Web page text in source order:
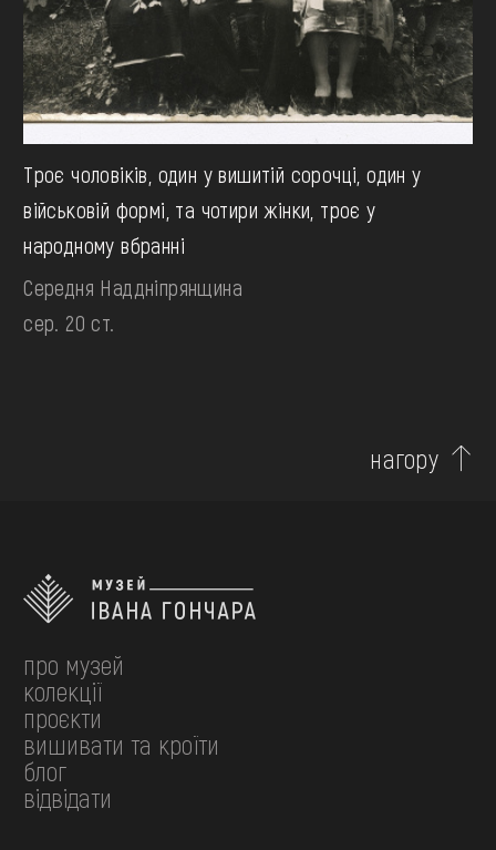
Троє чоловіків, один у вишитій сорочці, один у
військовій формі, та чотири жінки, троє у
народному вбранні
Середня Наддніпрянщина
сер. 20 ст.
нагору
про музей
колекції
проєкти
вишивати та кроїти
блог
відвідати